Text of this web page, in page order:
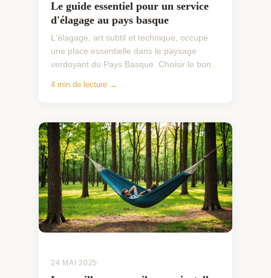
Le guide essentiel pour un service
d'élagage au pays basque
L'élagage, art subtil et technique, occupe
une place essentielle dans le paysage
verdoyant du Pays Basque. Choisir le bon
4 min de lecture →
24 MAI 2025